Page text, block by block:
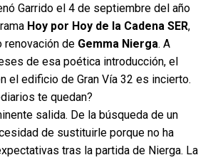
Garrido el 4 de septiembre del año
Hoy por Hoy de la Cadena SER,
renovación de Gemma Nierga. A
de esa poética introducción, el
el edificio de Gran Vía 32 es incierto.
te quedan?
salida. De la búsqueda de un
de sustituirle porque no ha
tras la partida de Nierga. La